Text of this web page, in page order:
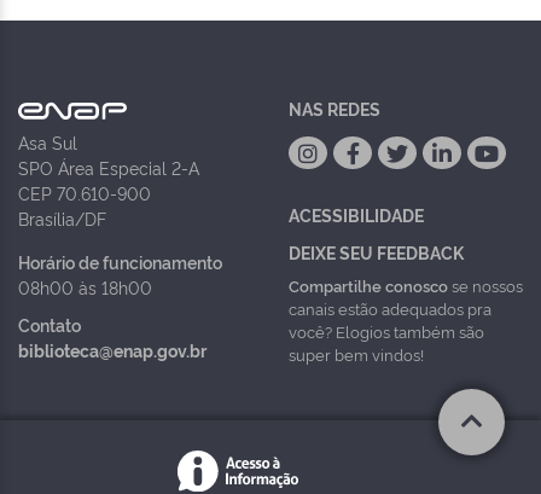
Asa Sul
SPO Área Especial 2-A
CEP 70.610-900
Brasília/DF
Horário de funcionamento
08h00 às 18h00
Contato
biblioteca@enap.gov.br
NAS REDES
ACESSIBILIDADE
DEIXE SEU FEEDBACK
Compartilhe conoscose nossos
canais estão adequados pra
você? Elogios também são
super bem vindos!